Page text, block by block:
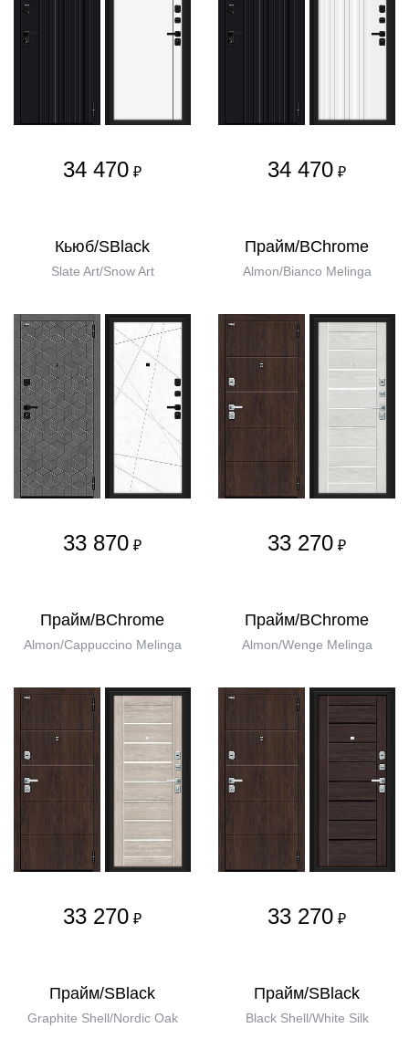
34 470 ₽ 34 470 ₽
Кьюб/SBlack
Slate Art/Snow Art
33 870 ₽
Прайм/BChrome
Almon/Bianco Melinga
33 270 ₽
Прайм/BChrome
Almon/Cappuccino Melinga
33 270 ₽
Прайм/BChrome
Almon/Wenge Melinga
33 270 ₽
Прайм/SBlack
Graphite Shell/Nordic Oak
Прайм/SBlack
Black Shell/White Silk